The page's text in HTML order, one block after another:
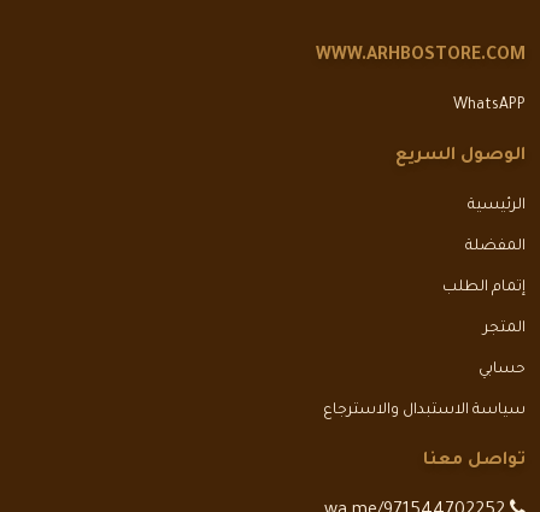
WWW.ARHBOSTORE.COM
WhatsAPP
الوصول السريع
الرئيسية
المفضلة
إتمام الطلب
المتجر
حسابي
سياسة الاستبدال والاسترجاع
تواصل معنا